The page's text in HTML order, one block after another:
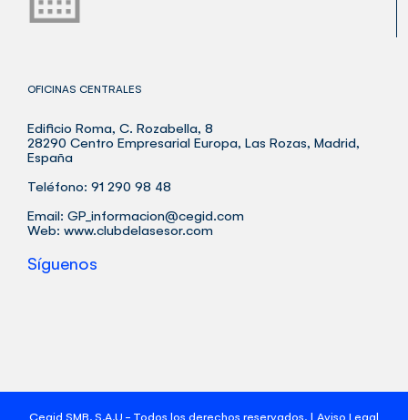
OFICINAS CENTRALES
Edificio Roma, C. Rozabella, 8
28290 Centro Empresarial Europa, Las Rozas, Madrid,
España
Teléfono: 91 290 98 48
Email: GP_informacion@cegid.com
Web: www.clubdelasesor.com
Síguenos
Cegid SMB, S.A.U - Todos los derechos reservados. | Aviso Legal